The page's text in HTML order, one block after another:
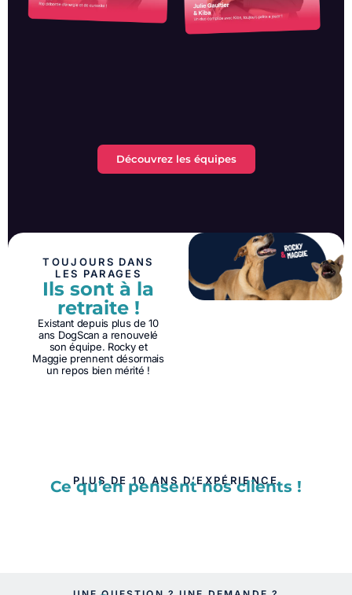
Découvrez les équipes
TOUJOURS DANS
LES PARAGES
Ils sont à la
retraite !
Existant depuis plus de 10
ans DogScan a renouvelé
son équipe. Rocky et
Maggie prennent désormais
un repos bien mérité !
PLUS DE 10 ANS D’EXPÉRIENCE
Ce qu’en pensent nos clients !